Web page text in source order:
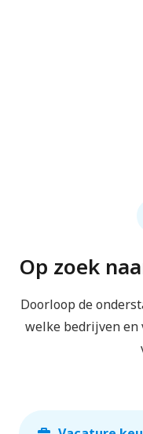
Op zoek
Doorloop de
welke bedrijven en